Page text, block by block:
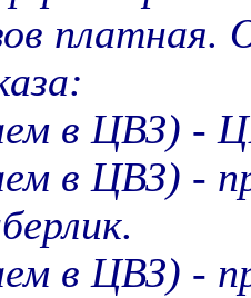
платная.
в ЦВЗ) -
в ЦВЗ) -
в ЦВЗ) -